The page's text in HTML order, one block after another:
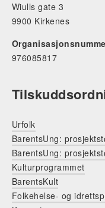
Wiulls gate 3
9900 Kirkenes
976085817
Urfolk
BarentsUng:
BarentsUng:
Kulturprogrammet
BarentsKult
Folkehelse- og